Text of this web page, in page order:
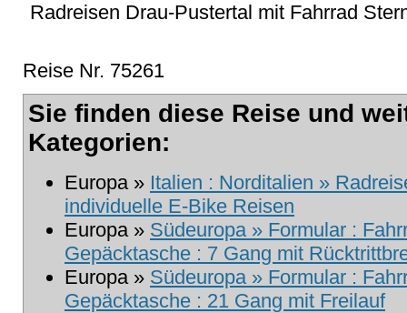
Radreisen Drau-Pustertal mit Fahrrad
Reise Nr. 75261
Sie finden diese Reise und
Kategorien:
Europa » Italien : Norditalien »
individuelle E-Bike Reisen
Europa » Südeuropa » Formular :
Gepäcktasche : 7 Gang mit
Europa » Südeuropa » Formular :
Gepäcktasche : 21 Gang mit Freilauf